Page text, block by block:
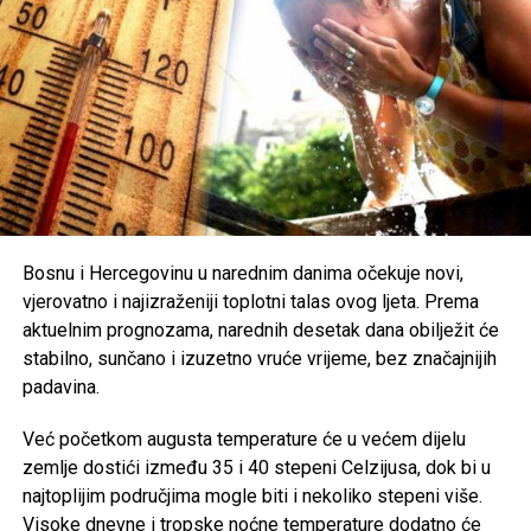
građane na dodatni oprez. Preporučuje se redovna
hidratacija, izbjegavanje boravka na otvorenom u
najtoplijem dijelu dana, nošenje lagane i svijetle odjeće te
zaštita od direktnog sunčevog zračenja.
Poseban oprez savjetuje sestarijim osobama, djeci,
hroničnim bolesnicima i svima koji rade na otvorenom,
uz preporuku da se pridržavaju savjeta ljekara i, ukoliko je
moguće, borave u rashlađenim prostorijama tokom
Share Post
Share
Tweet Share
Bosnu i Hercegovinu u narednim danima očekuje novi,
vjerovatno i najizraženiji toplotni talas ovog ljeta. Prema
aktuelnim prognozama, narednih desetak dana obilježit će
stabilno, sunčano i izuzetno vruće vrijeme, bez značajnijih
padavina.
Već početkom augusta temperature će u većem dijelu
zemlje dostići između 35 i 40 stepeni Celzijusa, dok bi u
najtoplijim područjima mogle biti i nekoliko stepeni više.
Visoke dnevne i tropske noćne temperature dodatno će